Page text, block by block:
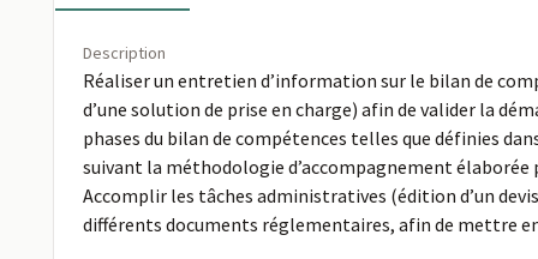
Description
Réaliser un entretien d’information sur le bilan de
d’une solution de prise en charge) afin de valider la
phases du bilan de compétences telles que définies
suivant la méthodologie d’accompagnement
Accomplir les tâches administratives (édition d’un
différents documents réglementaires, afin de mettre